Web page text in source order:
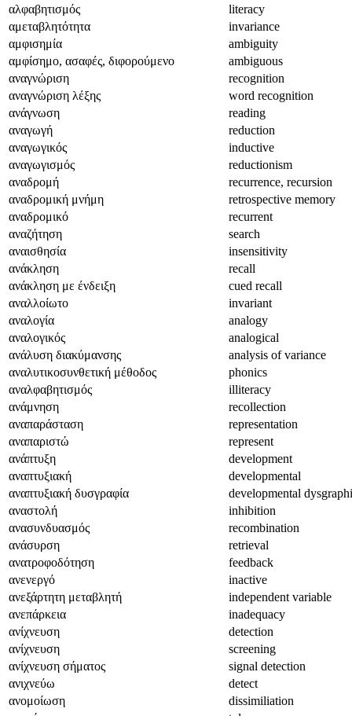
αλφαβητισμός
literacy
αμεταβλητότητα
invariance
αμφισημία
ambiguity
αμφίσημο, ασαφές, διφορούμενο
ambiguous
αναγνώριση
recognition
αναγνώριση λέξης
word recognition
ανάγνωση
reading
αναγωγή
reduction
αναγωγικός
inductive
αναγωγισμός
reductionism
αναδρομή
recurrence, recursion
αναδρομική μνήμη
retrospective memory
αναδρομικό
recurrent
αναζήτηση
search
αναισθησία
insensitivity
ανάκληση
recall
ανάκληση με ένδειξη
cued recall
αναλλοίωτο
invariant
αναλογία
analogy
αναλογικός
analogical
ανάλυση διακύμανσης
analysis of variance
αναλυτικοσυνθετική μέθοδος
phonics
αναλφαβητισμός
illiteracy
ανάμνηση
recollection
αναπαράσταση
representation
αναπαριστώ
represent
ανάπτυξη
development
αναπτυξιακή
developmental
αναπτυξιακή δυσγραφία
developmental
αναστολή
inhibition
ανασυνδυασμός
recombination
ανάσυρση
retrieval
ανατροφοδότηση
feedback
ανενεργό
inactive
ανεξάρτητη μεταβλητή
independent variable
ανεπάρκεια
inadequacy
ανίχνευση
detection
ανίχνευση
screening
ανίχνευση σήματος
signal detection
ανιχνεύω
detect
ανομοίωση
dissimiliation